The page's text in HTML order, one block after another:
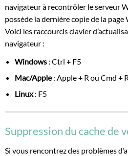
navigateur à recontrôler le serveur
possède la dernière copie de la
Voici les raccourcis clavier
navigateur :
Windows : Ctrl + F5
Mac/Apple: Apple + R ou Cmd + R
Linux: F5
Suppression du cache de
Si vous rencontrez des problèmes